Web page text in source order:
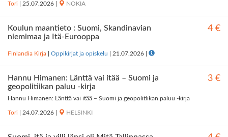
Tori 25.07.2026 NOKIA
Koulun maantieto : Suomi, Skandinavian
niemimaa ja Itä-Eurooppa
4 €
Finlandia Kirja Oppikirjat ja opiskelu 21.07.2026
Hannu Himanen: Länttä vai itää – Suomi ja
geopolitiikan paluu -kirja
3 €
Hannu Himanen: Länttä vai itää – Suomi ja geopolitiikan paluu -kirja
Tori 24.07.2026 HELSINKI